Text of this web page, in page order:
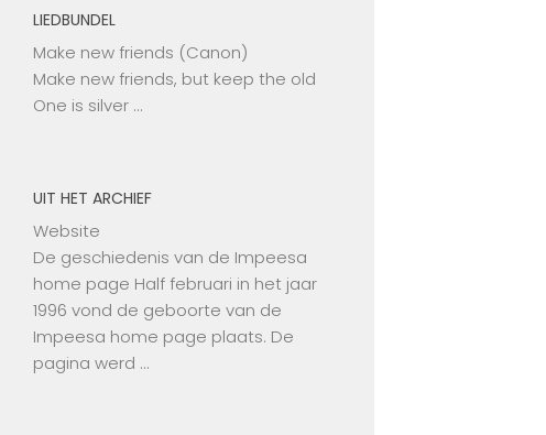
LIEDBUNDEL
Make new friends (Canon)
Make new friends, but keep the old
One is silver …
UIT HET ARCHIEF
Website
De geschiedenis van de Impeesa
home page Half februari in het jaar
1996 vond de geboorte van de
Impeesa home page plaats. De
pagina werd …